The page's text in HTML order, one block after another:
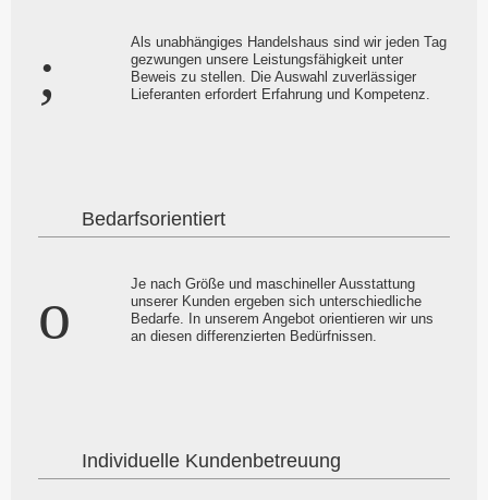
Als unabhängiges Handelshaus sind wir jeden Tag
gezwungen unsere Leistungsfähigkeit unter
Beweis zu stellen. Die Auswahl zuverlässiger
Lieferanten erfordert Erfahrung und Kompetenz.
Bedarfsorientiert
Je nach Größe und maschineller Ausstattung
unserer Kunden ergeben sich unterschiedliche
Bedarfe. In unserem Angebot orientieren wir uns
an diesen differenzierten Bedürfnissen.
Individuelle Kundenbetreuung